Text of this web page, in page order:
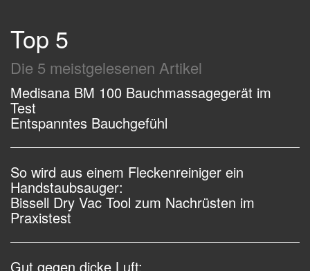
Top 5
Die 5 meistgelesenen Artikel
Medisana BM 100 Bauchmassagegerät im
Test
Entspanntes Bauchgefühl
So wird aus einem Fleckenreiniger ein
Handstaubsauger:
Bissell Dry Vac Tool zum Nachrüsten im
Praxistest
Gut gegen dicke Luft: